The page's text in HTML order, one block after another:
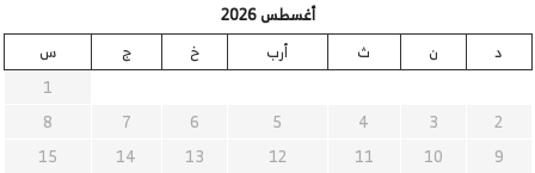
أغسطس 2026
د
ن ث أرب خ ج
س
1
2
3
4
5
6
7
8
9
10
11
12
13
14
15